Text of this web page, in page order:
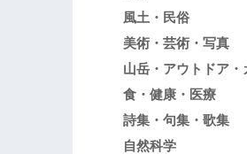
風土・民俗
美術・芸術・写真
山岳・アウトドア・
食・健康・医療
詩集・句集・歌集
自然科学